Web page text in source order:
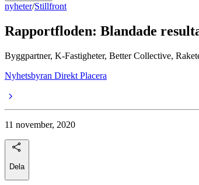
nyheter/Stillfront
Rapportfloden: Blandade
Byggpartner, K-Fastigheter, Better Collective,
Nyhetsbyran Direkt Placera
11 november, 2020
Dela